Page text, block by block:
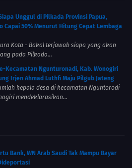
Unggul di Pilkada Provinsi Papua,
Capai 50% Menurut Hitung Cepat Lembaga
Kota - Bakal terjawab siapa yang akan
pada Pilkada...
Kecamatan Ngunturonadi, Kab. Wonogiri
Irjen Ahmad Luthfi Maju Pilgub Jateng
kepala desa di kecamatan Nguntorodi
mendeklarasikan...
Bank, WN Arab Saudi Tak Mampu Bayar